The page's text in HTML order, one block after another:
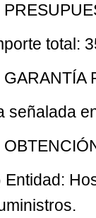
total:
GARANTÍA
señalada
Entidad: